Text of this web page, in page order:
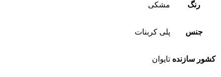
رنگ مشکی
جنس پلی کربنات
کشور سازنده تایوان